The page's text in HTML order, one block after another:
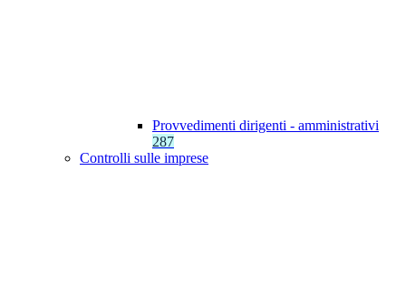
Provvedimenti dirigenti - amministrativi
287
Controlli sulle imprese